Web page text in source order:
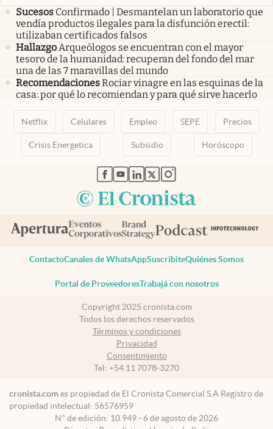
Sucesos Confirmado | Desmantelan un laboratorio que
vendía productos ilegales para la disfunción erectil:
utilizaban certificados falsos
HallazgoArqueólogos se encuentran con el mayor
tesoro de la humanidad: recuperan del fondo del mar
una de las 7 maravillas del mundo
RecomendacionesRociar vinagre en las esquinas de la
casa: por qué lo recomiendan y para qué sirve hacerlo
Netflix Celulares Empleo SEPE Precios
Crisis Energetica Subsidio Horóscopo
abre en nueva pestaña
abre en nueva pestaña
abre en nueva pestaña
abre en nueva pestaña
abre en nueva pestaña
ContactoCanales de WhatsAppSuscribiteQuiénes Somos
Portal de ProveedoresTrabajá con nosotros
Copyright 2025 cronista.com
Todos los derechos reservados
Términos y condiciones
Privacidad
Consentimiento
Tel: +54 11 7078-3270
cronista.com es propiedad de El Cronista Comercial S.A Registro de
propiedad intelectual: 56576959
N° de edición: 10.949 - 6 de agosto de 2026